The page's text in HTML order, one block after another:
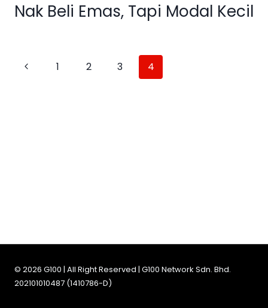
Nak Beli Emas, Tapi Modal Kecil
1 2 3 4
© 2026 G100 | All Right Reserved | G100 Network Sdn. Bhd.
202101010487 (1410786-D)